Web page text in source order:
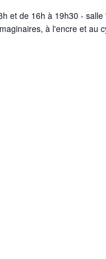
et de 16h à 19h30 -
à l'encre et au